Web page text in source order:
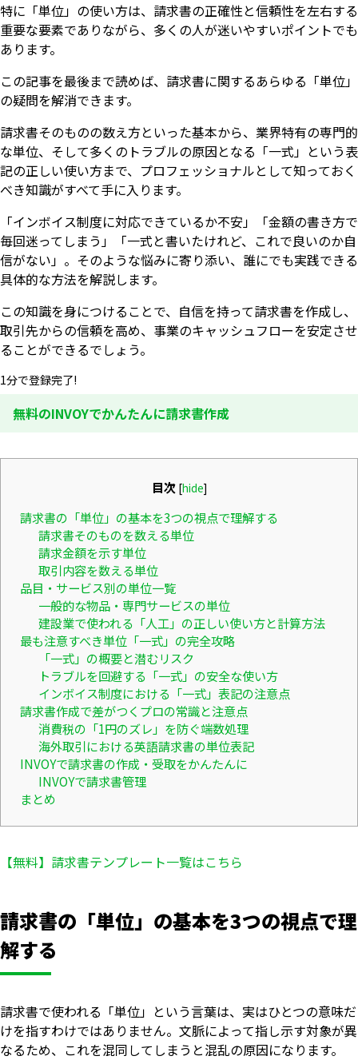
特に「単位」の使い方は、請求書の正確性と信頼性を左右する
重要な要素でありながら、多くの人が迷いやすいポイントでも
あります。
この記事を最後まで読めば、請求書に関するあらゆる「単位」
の疑問を解消できます。
請求書そのものの数え方といった基本から、業界特有の専門的
な単位、そして多くのトラブルの原因となる「一式」という表
記の正しい使い方まで、プロフェッショナルとして知っておく
べき知識がすべて手に入ります。
「インボイス制度に対応できているか不安」「金額の書き方で
毎回迷ってしまう」「一式と書いたけれど、これで良いのか自
信がない」。そのような悩みに寄り添い、誰にでも実践できる
具体的な方法を解説します。
この知識を身につけることで、自信を持って請求書を作成し、
取引先からの信頼を高め、事業のキャッシュフローを安定させ
ることができるでしょう。
1分で登録完了!
無料のINVOYでかんたんに請求書作成
目次 [hide]
請求書の「単位」の基本を3つの視点で理解する
請求書そのものを数える単位
請求金額を示す単位
取引内容を数える単位
品目・サービス別の単位一覧
一般的な物品・専門サービスの単位
建設業で使われる「人工」の正しい使い方と計算方法
最も注意すべき単位「一式」の完全攻略
「一式」の概要と潜むリスク
トラブルを回避する「一式」の安全な使い方
インボイス制度における「一式」表記の注意点
請求書作成で差がつくプロの常識と注意点
消費税の「1円のズレ」を防ぐ端数処理
海外取引における英語請求書の単位表記
INVOYで請求書の作成・受取をかんたんに
INVOYで請求書管理
まとめ
【無料】請求書テンプレート一覧はこちら
請求書の「単位」の基本を3つの視点で理
解する
請求書で使われる「単位」という言葉は、実はひとつの意味だ
けを指すわけではありません。文脈によって指し示す対象が異
なるため、これを混同してしまうと混乱の原因になります。